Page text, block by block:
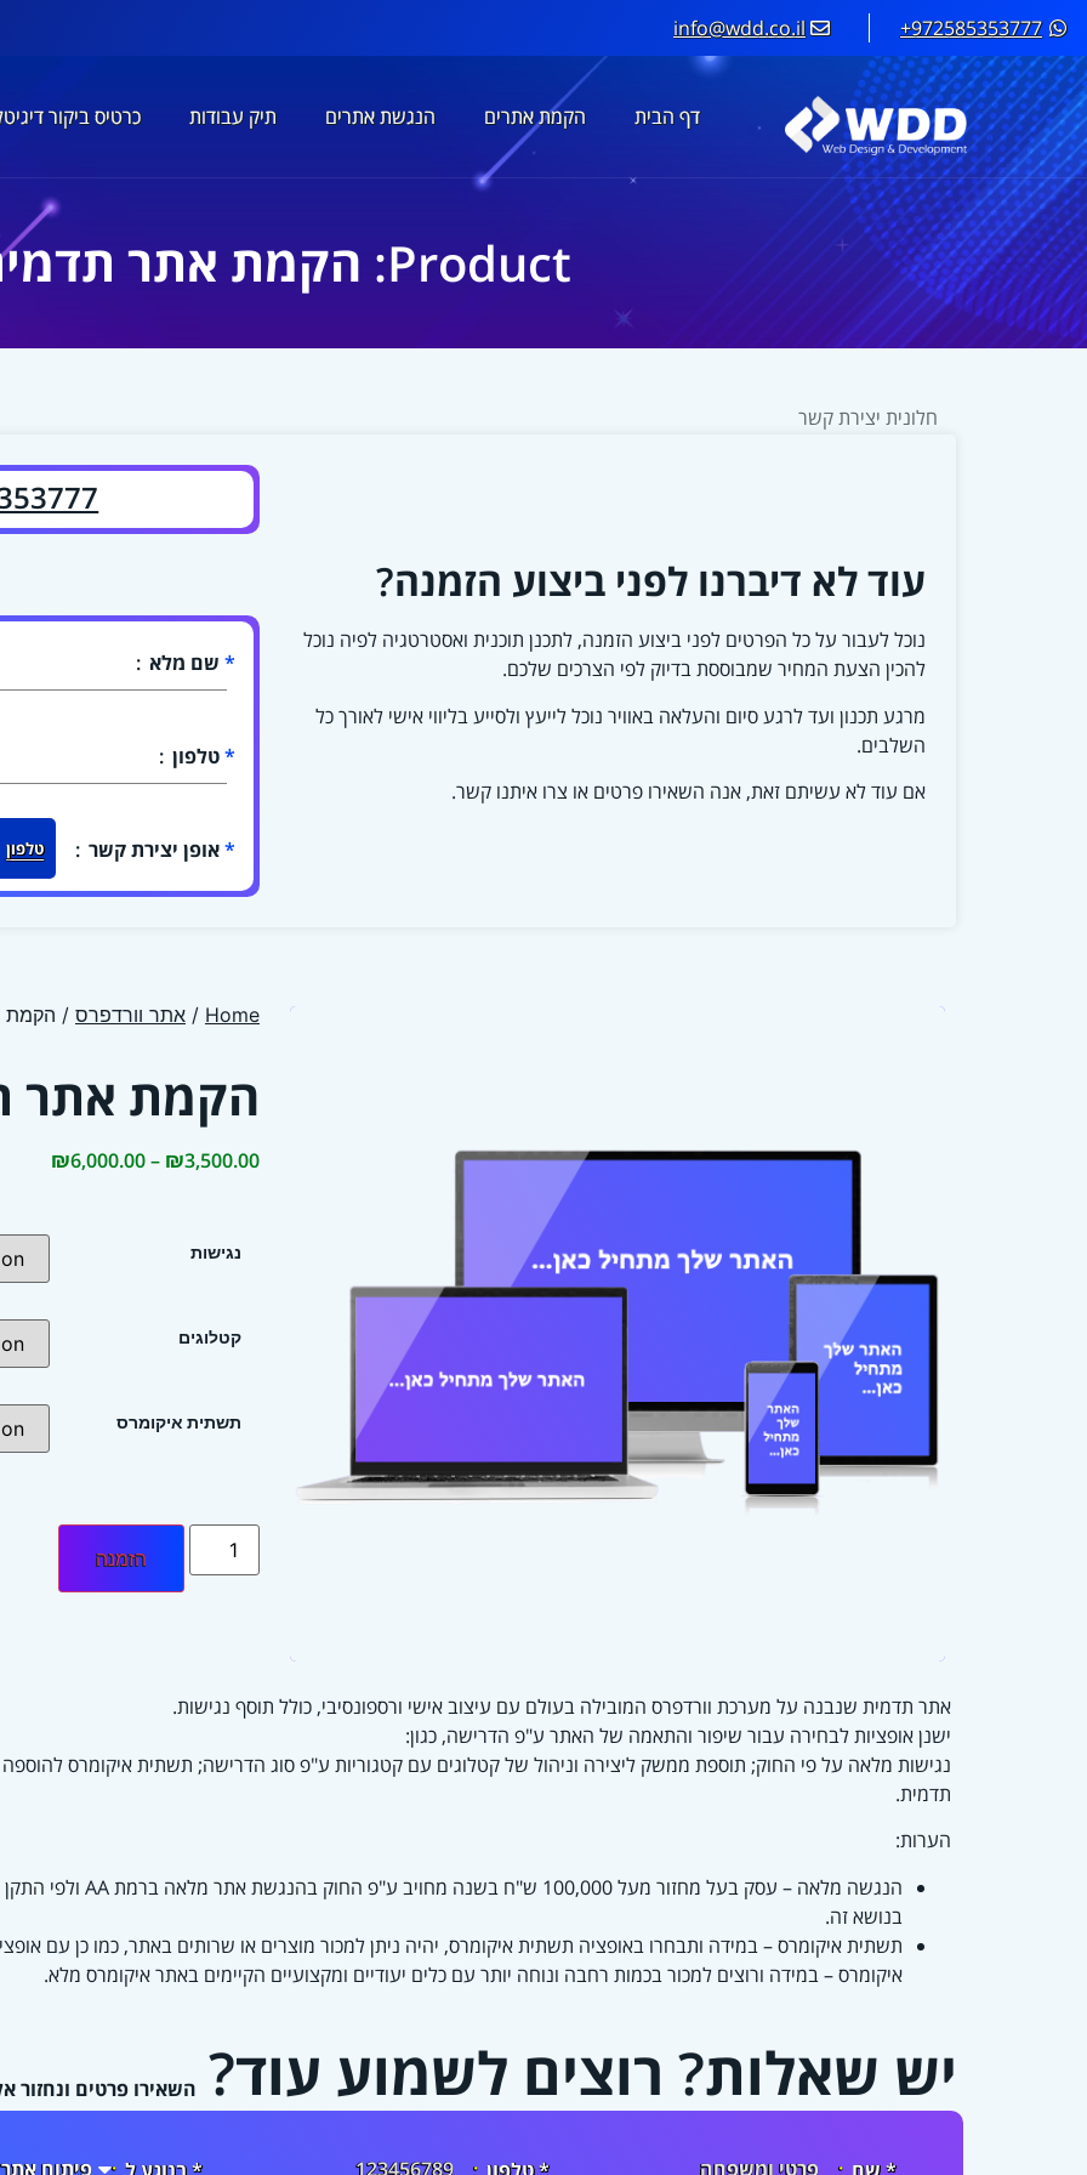
+972585353777
info@wdd.co.il
דף הבית הקמת אתרים הנגשת אתרים תיק עבודות כרטיס ביקור
Product: הקמת אתר תדמית
חלונית יצירת קשר
עוד לא דיברנו לפני ביצוע הזמנה?
נוכל לעבור על כל הפרטים לפני ביצוע הזמנה, לתכנן תוכנית ואסטרטגיה לפיה נוכל
להכין הצעת המחיר שמבוססת בדיוק לפי הצרכים שלכם.
מרגע תכנון ועד לרגע סיום והעלאה באוויר נוכל לייעץ ולסייע בליווי אישי לאורך כל
השלבים.
אם עוד לא עשיתם זאת, אנה השאירו פרטים או צרו איתנו קשר.
שם מלא
טלפון
אופן יצירת קשר טלפון
Home
/ אתר וורדפרס / הקמת
הקמת אתר
₪3,500.00
–
₪6,000.00
נגישות
קטלוגים
תשתית איקומרס
הזמנה
אתר תדמית שנבנה על מערכת וורדפרס המובילה בעולם עם עיצוב אישי ורספונסיבי, כולל תוסף נגישות.
ישנן אופציות לבחירה עבור שיפור והתאמה של האתר ע"פ הדרישה, כגון:
נגישות מלאה על פי החוק; תוספת ממשק ליצירה וניהול של קטלוגים עם קטגוריות ע"פ סוג הדרישה; תשתית איקומרס
תדמית.
הערות:
הנגשה מלאה – עסק בעל מחזור מעל 100,000 ש"ח בשנה מחויב ע"פ החוק בהנגשת אתר מלאה ברמת AA ולפי התקן הישראלי, ראה מדור
בנושא זה.
תשתית איקומרס – במידה ותבחרו באופציה תשתית איקומרס, יהיה ניתן למכור מוצרים או שרותים באתר, כמו כן עם
איקומרס – במידה ורוצים למכור בכמות רחבה ונוחה יותר עם כלים יעודיים ומקצועיים הקיימים באתר איקומרס מלא.
יש שאלות? רוצים לשמוע עוד? השאירו פרטים ונחזור